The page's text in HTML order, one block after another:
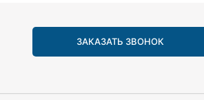
ЗАКАЗАТЬ ЗВОНОК